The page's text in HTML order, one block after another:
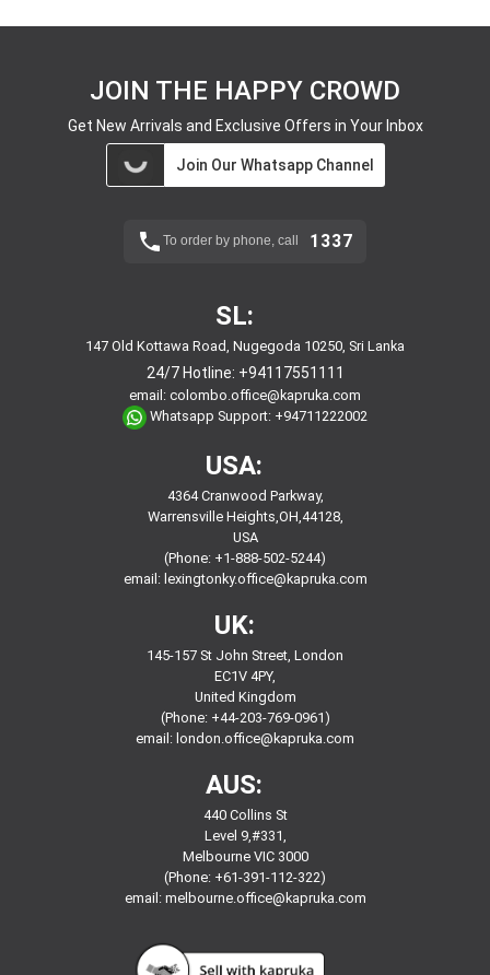
JOIN THE HAPPY CROWD
Get New Arrivals and Exclusive Offers in Your Inbox
Join Our Whatsapp Channel
To order by phone, call 1337
SL:
147 Old Kottawa Road, Nugegoda 10250, Sri Lanka
24/7 Hotline: +94117551111
email: colombo.office@kapruka.com
Whatsapp Support: +94711222002
USA:
4364 Cranwood Parkway,
Warrensville Heights,OH,44128,
USA
(Phone: +1-888-502-5244)
email: lexingtonky.office@kapruka.com
UK:
145-157 St John Street, London
EC1V 4PY,
United Kingdom
(Phone: +44-203-769-0961)
email: london.office@kapruka.com
AUS:
440 Collins St
Level 9,#331,
Melbourne VIC 3000
(Phone: +61-391-112-322)
email: melbourne.office@kapruka.com